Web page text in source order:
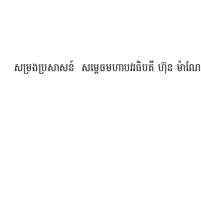
សម្រងប្រសាសន៍ សម្ដេចមហាបវរធិបតី ហ៊ុន ម៉ាណែ